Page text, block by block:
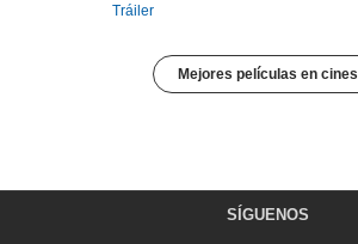
Tráiler
Mejores películas en cines
SÍGUENOS